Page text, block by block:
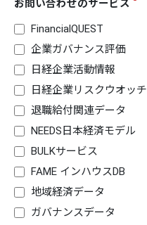
お問い合わせのサービス
FinancialQUEST
企業ガバナンス評価
日経企業活動情報
日経企業リスクウオッチ
退職給付関連データ
NEEDS日本経済モデル
BULKサービス
FAME インハウスDB
地域経済データ
ガバナンスデータ